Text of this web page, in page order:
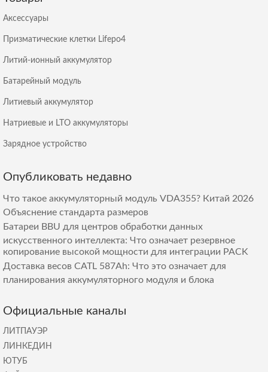
Аксессуары
Призматические клетки Lifepo4
Литий-ионный аккумулятор
Батарейный модуль
Литиевый аккумулятор
Натриевые и LTO аккумуляторы
Зарядное устройство
Опубликовать недавно
Что такое аккумуляторный модуль VDA355? Китай 2026
Объяснение стандарта размеров
Батареи BBU для центров обработки данных
искусственного интеллекта: Что означает резервное
копирование высокой мощности для интеграции PACK
Доставка весов CATL 587Ah: Что это означает для
планирования аккумуляторного модуля и блока
Официальные каналы
ЛИТПАУЭР
ЛИНКЕДИН
ЮТУБ